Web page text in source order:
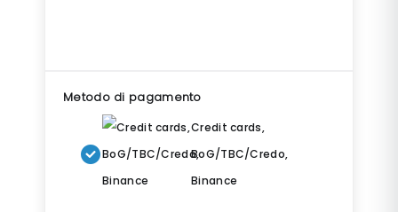
Metodo di pagamento
Credit cards,
BoG/TBC/Credo,
Binance